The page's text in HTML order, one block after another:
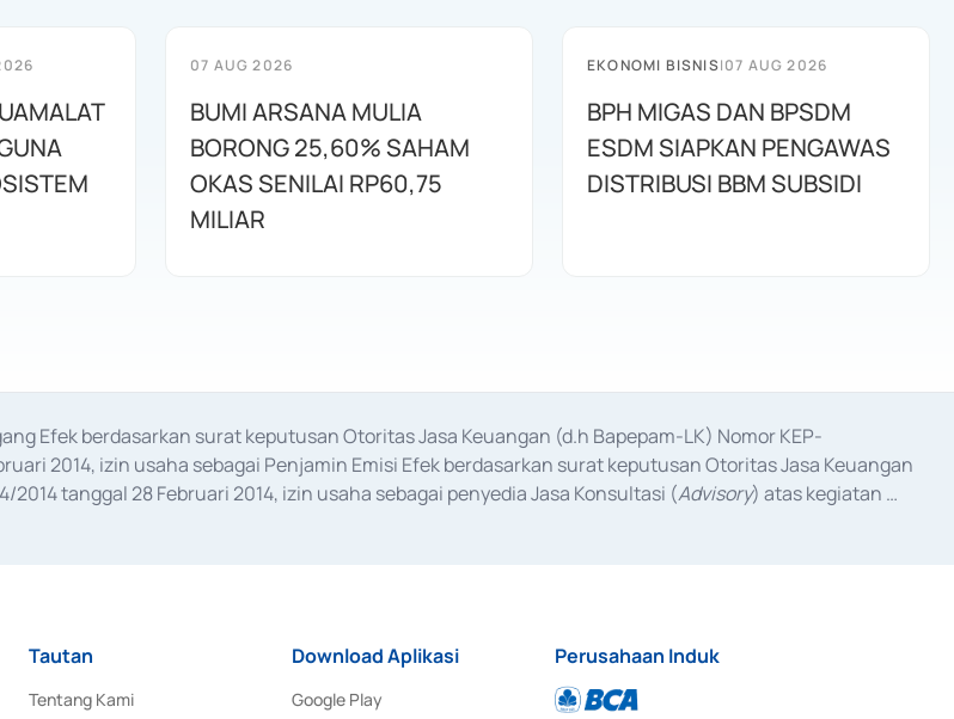
07 AUG 2026
BUMI ARSANA MULIA
BORONG 25,60% SAHAM
OKAS SENILAI RP60,75
MILIAR
EKONOMI BISNIS|07 AUG 2026
BPH MIGAS DAN BPSDM
ESDM SIAPKAN PENGAWAS
DISTRIBUSI BBM SUBSIDI
Efek berdasarkan surat keputusan Otoritas Jasa Keuangan (d.h Bapepam-LK) Nomor KEP-
2014, izin usaha sebagai Penjamin Emisi Efek berdasarkan surat keputusan Otoritas Jasa Keuangan
tanggal 28 Februari 2014, izin usaha sebagai penyedia Jasa Konsultasi (Advisory) atas kegiatan
Tautan
Tentang Kami
Download Aplikasi
Google Play
Perusahaan Induk